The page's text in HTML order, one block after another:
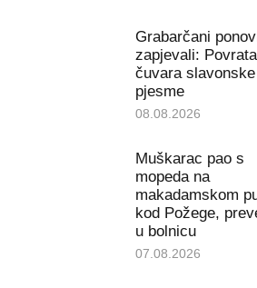
Grabarčani
zapjevali:
čuvara slavonske
pjesme
08.08.2026
Muškarac pao s
mopeda na
makadamskom
kod Požege,
u bolnicu
07.08.2026